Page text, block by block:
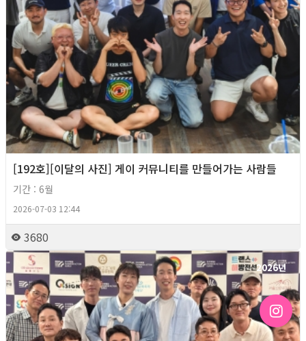
[192호][이달의 사진] 게이 커뮤니티를 만들어가는 사람들
기간 : 6월
2026-07-03 12:44
3680
2026년